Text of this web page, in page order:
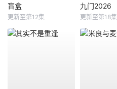
盲盒
更新至第12集
九门2026
更新至第18集